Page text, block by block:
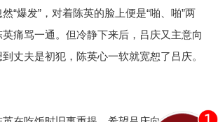
“爆发”，对着陈英的脸上便是“啪、啪”两
痛骂一通。但冷静下来后，吕庆又主意向
丈夫是初犯，陈英心一软就宽恕了吕庆。
科
术
疑难病 综合系统治
疗技术
免费回电